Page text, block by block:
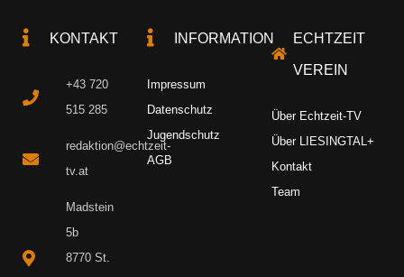
KONTAKT
+43 720
515 285
redaktion@echtzeit-
tv.at
Madstein
5b
8770 St.
INFORMATION
Impressum
Datenschutz
Jugendschutz
AGB
ECHTZEIT
VEREIN
Über Echtzeit-TV
Über LIESINGTAL+
Kontakt
Team